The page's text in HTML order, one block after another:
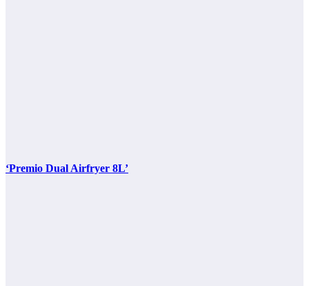
‘Premio Dual Airfryer 8L’